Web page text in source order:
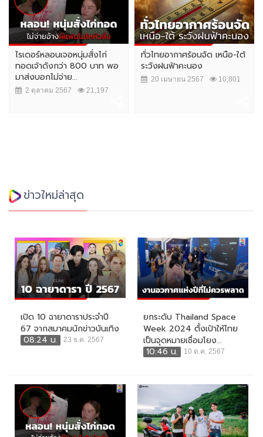
ไรเดอร์หลอนเจอหนุ่มสั่งไก่
ทอดเจ้าดังกว่า 800 บาท พอ
มาส่งบอกไม่จ่าย...
2 ตุลาคม 2567 21,197
ทั่วไทยอากาศร้อนจัด เหนือ-ใต้
ระวังฝนฟ้าคะนอง
20 เมษายน 2567 10,801
ข่าวใหม่ล่าสุด
เปิด 10 ฉายาดาราประจำปี
67 จากสมาคมนักข่าวบันเทิง
08:24 น.
23 ธ.ค. 2567
ยกระดับ Thailand Space
Week 2024 ตั้งเป้าให้ไทย
เป็นจุดหมายเชื่อมโยง...
10:46 น.
10 ต.ค. 2567